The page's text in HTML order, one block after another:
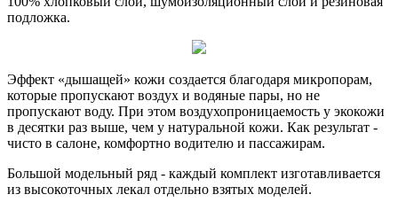
подложка.
Эффект «дышащей» кожи создается благодаря микропорам,
которые пропускают воздух и водяные пары, но не
пропускают воду. При этом воздухопроницаемость у экокожи
в десятки раз выше, чем у натуральной кожи. Как результат -
чисто в салоне, комфортно водителю и пассажирам.
Большой модельный ряд - каждый комплект изготавливается
из высокоточных лекал отдельно взятых моделей.